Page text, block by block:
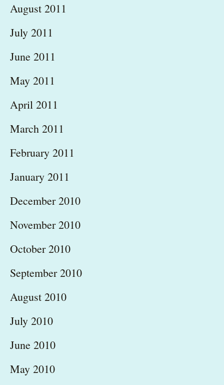
August 2011
July 2011
June 2011
May 2011
April 2011
March 2011
February 2011
January 2011
December 2010
November 2010
October 2010
September 2010
August 2010
July 2010
June 2010
May 2010